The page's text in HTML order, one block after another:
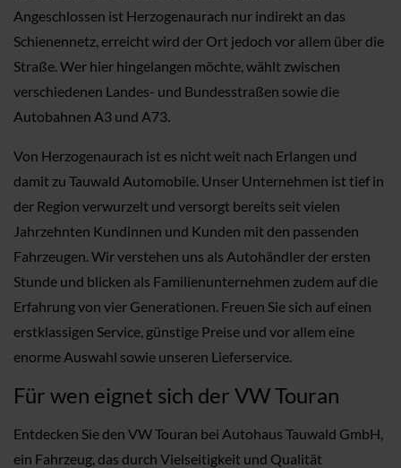
Angeschlossen ist Herzogenaurach nur indirekt an das
Schienennetz, erreicht wird der Ort jedoch vor allem über die
Straße. Wer hier hingelangen möchte, wählt zwischen
verschiedenen Landes- und Bundesstraßen sowie die
Autobahnen A3 und A73.
Von Herzogenaurach ist es nicht weit nach Erlangen und
damit zu Tauwald Automobile. Unser Unternehmen ist tief in
der Region verwurzelt und versorgt bereits seit vielen
Jahrzehnten Kundinnen und Kunden mit den passenden
Fahrzeugen. Wir verstehen uns als Autohändler der ersten
Stunde und blicken als Familienunternehmen zudem auf die
Erfahrung von vier Generationen. Freuen Sie sich auf einen
erstklassigen Service, günstige Preise und vor allem eine
enorme Auswahl sowie unseren Lieferservice.
Für wen eignet sich der VW Touran
Entdecken Sie den VW Touran bei Autohaus Tauwald GmbH,
ein Fahrzeug, das durch Vielseitigkeit und Qualität